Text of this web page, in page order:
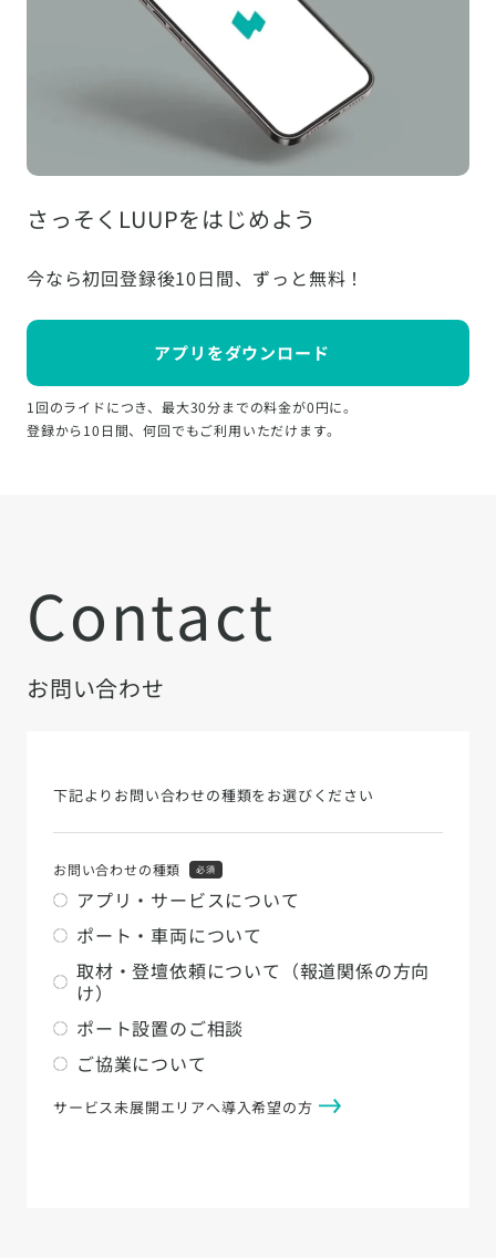
さっそくLUUPをはじめよう
今なら初回登録後10日間、ずっと無料！
アプリをダウンロード
1回のライドにつき、最大30分までの料金が0円に。
登録から10日間、何回でもご利用いただけます。
Contact
お問い合わせ
下記よりお問い合わせの種類をお選びください
お問い合わせの種類 必須
アプリ・サービスについて
ポート・車両について
取材・登壇依頼について（報道関係の方向
け）
ポート設置のご相談
ご協業について
サービス未展開エリアへ導入希望の方